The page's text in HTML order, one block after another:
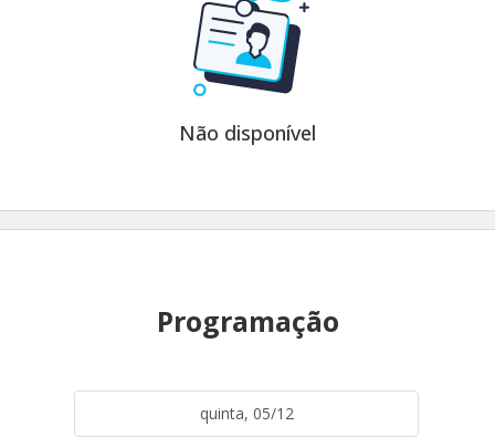
Não disponível
Programação
quinta, 05/12